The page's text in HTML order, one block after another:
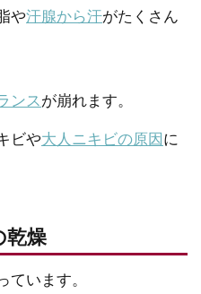
や汗腺から汗がたくさん
ンス が崩れます。
ビや大人ニキビの原因 に
乾燥
ています。